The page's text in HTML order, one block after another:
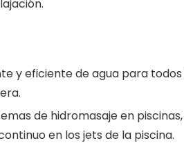
y eficiente de agua para
de hidromasaje en
en los jets de la piscina.